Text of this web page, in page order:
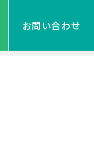
お問い合わせ